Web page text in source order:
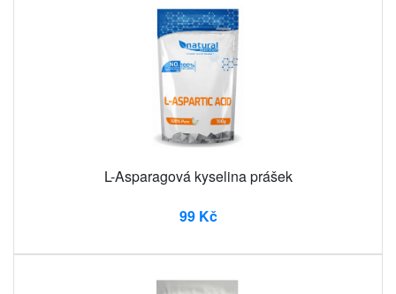
L-Asparagová kyselina prášek
99 Kč